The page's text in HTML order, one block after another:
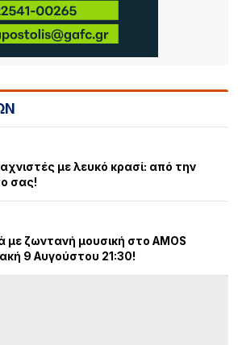
με λευκό κρασί: από την
σας!
με ζωντανή μουσική στο AMOS
9 Αυγούστου 21:30!